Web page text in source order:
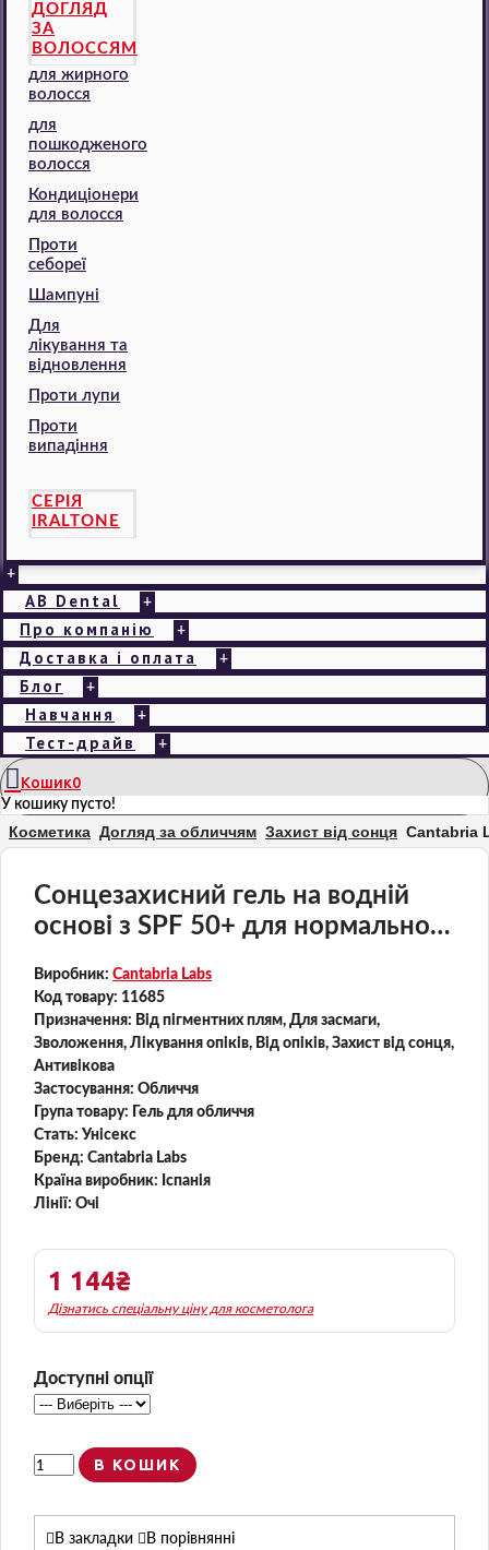
ДОГЛЯД
ЗА
ВОЛОССЯМ
для жирного
волосся
для
пошкодженого
волосся
Кондиціонери
для волосся
Проти
себореї
Шампуні
Для
лікування та
відновлення
Проти лупи
Проти
випадіння
СЕРІЯ
IRALTONE
+
AB Dental +
Про компанію +
Доставка і оплата +
Блог +
Навчання +
Тест-драйв +
Кошик0
У кошику пусто!
Косметика Догляд за обличчям Захист від сонця Cantabria
Сонцезахисний гель на водній
основі з SPF 50+ для нормальної
Oil-Free Dry Touch SPF 50
Sunscreen
Виробник: Cantabria Labs
Код товару: 11685
Призначення: Від пігментних плям, Для засмаги,
Зволоження, Лікування опіків, Від опіків, Захист від сонця,
Антивікова
Застосування: Обличчя
Група товару:
Гель для обличчя
Стать: Унісекс
Бренд: Cantabria Labs
Країна виробник: Іспанія
Лінії: Очі
1 144₴
Дізнатись спеціальну ціну для косметолога
Доступні опції
В КОШИК
В закладки В порівнянні